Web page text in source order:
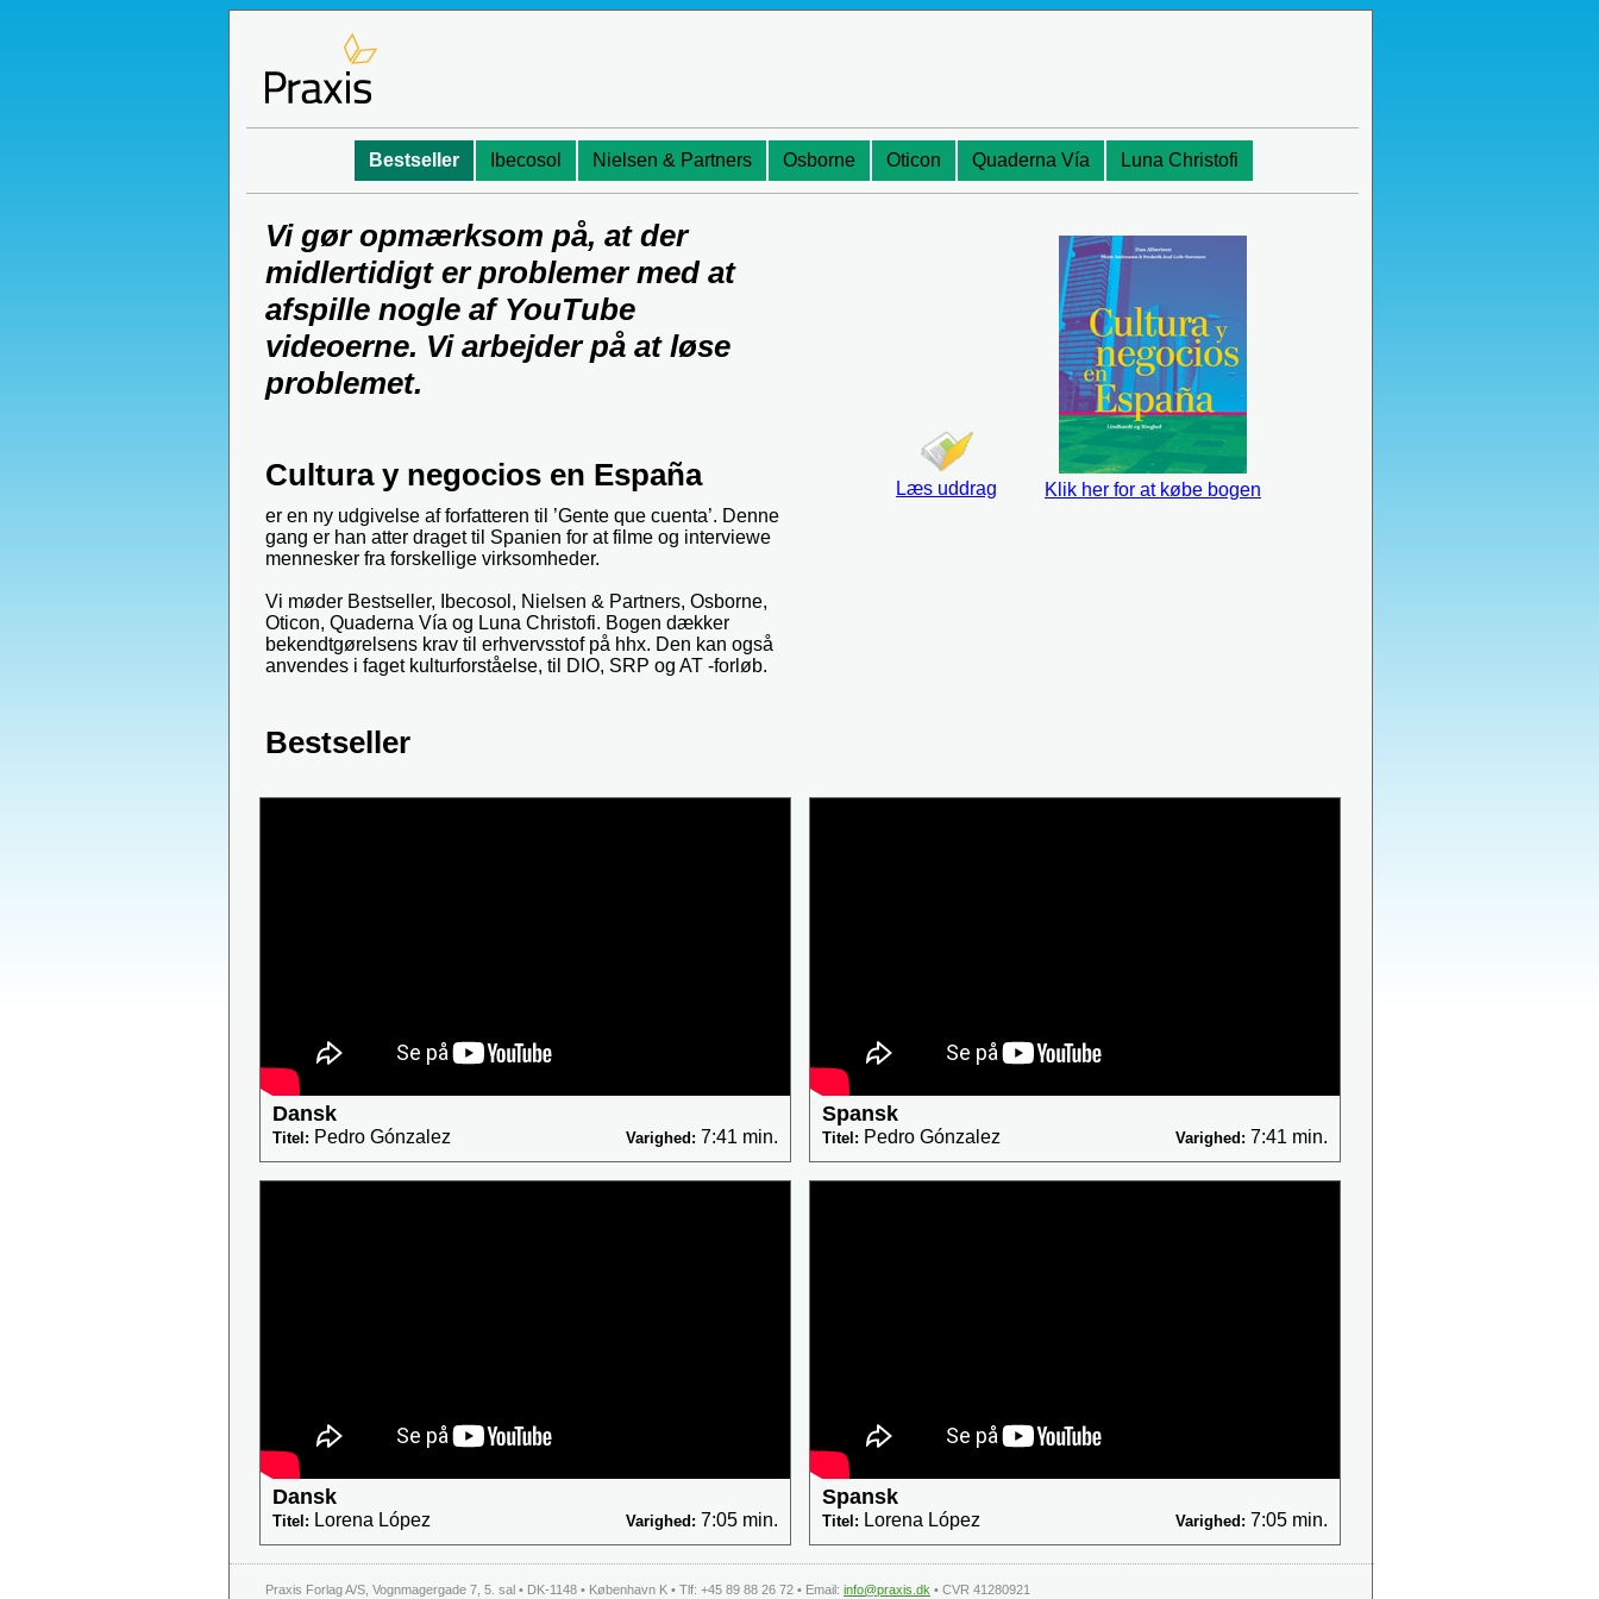
Bestseller Ibecosol Nielsen & Partners Osborne Oticon Quaderna Vía Luna Christofi
Vi gør opmærksom på, at der
midlertidigt er problemer med at
afspille nogle af YouTube
videoerne. Vi arbejder på at løse
problemet.
Cultura y negocios en España
er en ny udgivelse af forfatteren til ’Gente que cuenta’. Denne
gang er han atter draget til Spanien for at filme og interviewe
mennesker fra forskellige virksomheder.
Vi møder Bestseller, Ibecosol, Nielsen & Partners, Osborne,
Oticon, Quaderna Vía og Luna Christofi. Bogen dækker
bekendtgørelsens krav til erhvervsstof på hhx. Den kan også
anvendes i faget kulturforståelse, til DIO, SRP og AT -forløb.
Læs uddrag Klik her for at købe bogen
Bestseller
Dansk
Titel: Pedro Gónzalez Varighed: 7:41 min.
Spansk
Titel: Pedro Gónzalez Varighed: 7:41 min.
Dansk
Titel: Lorena López Varighed: 7:05 min.
Spansk
Titel: Lorena López Varighed: 7:05 min.
Praxis Forlag A/S, Vognmagergade 7, 5. sal • DK-1148 • København K • Tlf: +45 89 88 26 72 • Email: info@praxis.dk • CVR 41280921